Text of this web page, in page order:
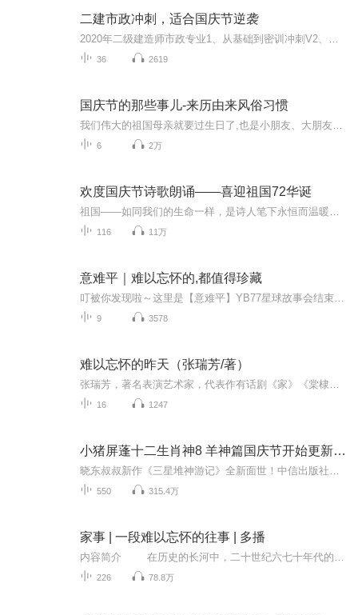
二建市政冲刺，适合国庆节逆袭
36 2619
国庆节的那些事儿-来历由来风俗习惯
6 2万
欢度国庆节诗歌朗诵——喜迎祖国72华诞
116 11万
意难平｜难以忘怀的,都值得珍藏
9 3578
难以忘怀的昨天（张瑞芳/著）
16 1247
小猪屏蓬十二生肖神8 羊神篇国庆节开始更新啦！
550 315.4万
家事 | 一段难以忘怀的往事 | 多播
226 78.8万